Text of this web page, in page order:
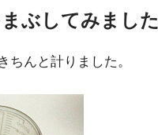
まぶしてみました
ちんと計りました。